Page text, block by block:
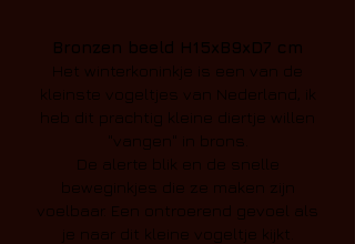
Bronzen beeld H15xB9xD7 cm
Het winterkoninkje is een van de
kleinste vogeltjes van Nederland, ik
heb dit prachtig kleine diertje willen
"vangen" in brons.
De alerte blik en de snelle
beweginkjes die ze maken zijn
voelbaar. Een ontroerend gevoel als
je naar dit kleine vogeltje kijkt.